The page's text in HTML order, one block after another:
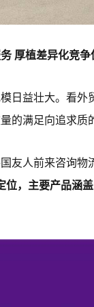
厚植差异化竞争
日益壮大。看
的满足向追求质
友人前来咨询物
位，主要产品涵